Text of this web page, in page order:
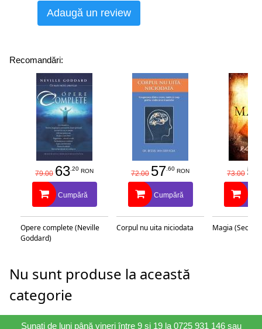
Adaugă un review
Recomandări:
79.00 63.20 RON
Cumpără
Opere complete (Neville
Goddard)
72.00 57.60 RON
Cumpără
Corpul nu uita niciodata
73.00 58
Magia
Nu sunt produse la această
categorie
Sunați de luni până vineri între 9 și 19 la 0725 931 146 sau